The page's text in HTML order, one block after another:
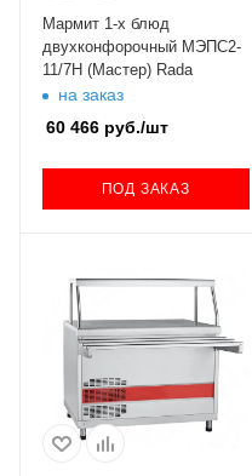
Мармит 1-х блюд
двухконфорочный МЭПС2-
11/7Н (Мастер) Rada
на заказ
60 466 руб./шт
ПОД ЗАКАЗ